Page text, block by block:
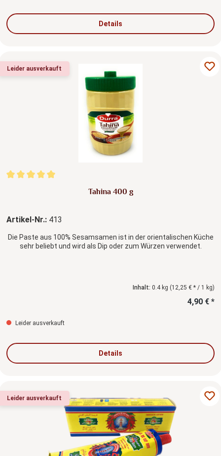
Details
Leider ausverkauft
Durchschnittliche Bewertung von 5 von 5 Sternen
Tahina 400 g
Artikel-Nr.: 413
Die Paste aus 100% Sesamsamen ist in der orientalischen Küche
sehr beliebt und wird als Dip oder zum Würzen verwendet.
Inhalt: 0.4 kg (12,25 € * / 1 kg)
4,90 € *
Leider ausverkauft
Details
Leider ausverkauft